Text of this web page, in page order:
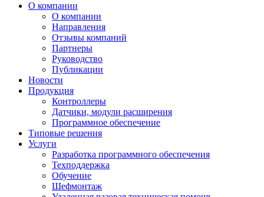
О компании
О компании
Направления
Отзывы компаний
Партнеры
Руководство
Публикации
Новости
Продукция
Контроллеры
Датчики, модули расширения
Программное обеспечение
Типовые решения
Услуги
Разработка программного обеспечения
Техподдержка
Обучение
Шефмонтаж